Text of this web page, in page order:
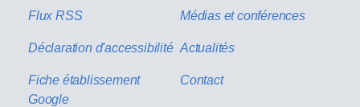
Flux RSS
Déclaration d'accessibilité
Fiche établissement
Google
Médias et conférences
Actualités
Contact